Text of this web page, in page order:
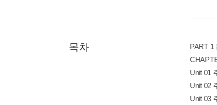
목차
PART 1
Unit 01
Unit 02
Unit 03